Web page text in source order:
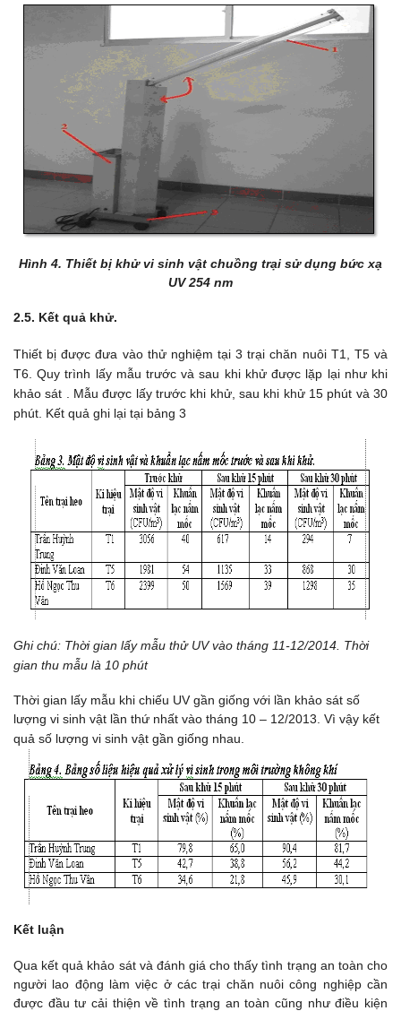
Hình 4. Thiết bị khử vi sinh vật chuồng trại sử dụng bức xạ
UV 254 nm
2.5. Kết quả khử.
Thiết bị được đưa vào thử nghiệm tại 3 trại chăn nuôi T1, T5 và
T6. Quy trình lấy mẫu trước và sau khi khử được lặp lại như khi
khảo sát . Mẫu được lấy trước khi khử, sau khi khử 15 phút và 30
phút. Kết quả ghi lại tại bảng 3
Ghi chú: Thời gian lấy mẫu thử UV vào tháng 11-12/2014. Thời
gian thu mẫu là 10 phút
Thời gian lấy mẫu khi chiếu UV gần giống với lần khảo sát số
lượng vi sinh vật lần thứ nhất vào tháng 10 – 12/2013. Vì vậy kết
quả số lượng vi sinh vật gần giống nhau.
Kết luận
Qua kết quả khảo sát và đánh giá cho thấy tình trạng an toàn cho
người lao động làm việc ở các trại chăn nuôi công nghiệp cần
được đầu tư cải thiện về tình trạng an toàn cũng như điều kiện